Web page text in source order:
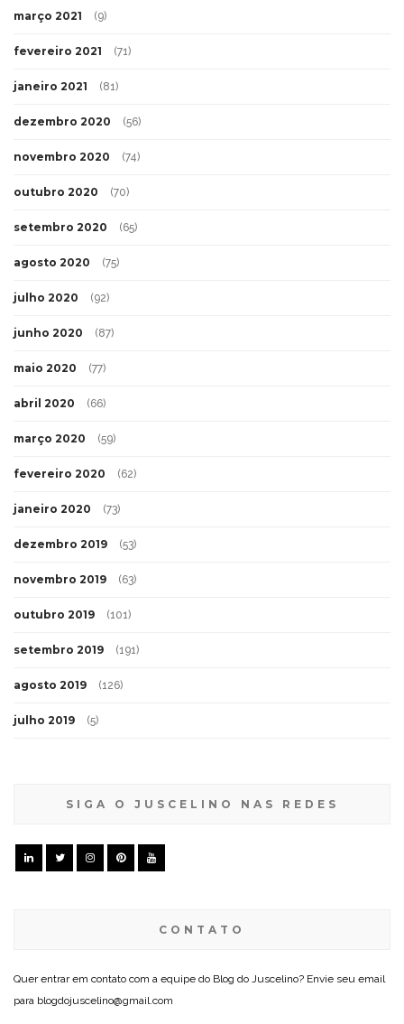
março 2021 (9)
fevereiro 2021 (71)
janeiro 2021 (81)
dezembro 2020 (56)
novembro 2020 (74)
outubro 2020 (70)
setembro 2020 (65)
agosto 2020 (75)
julho 2020 (92)
junho 2020 (87)
maio 2020 (77)
abril 2020 (66)
março 2020 (59)
fevereiro 2020 (62)
janeiro 2020 (73)
dezembro 2019 (53)
novembro 2019 (63)
outubro 2019 (101)
setembro 2019 (191)
agosto 2019 (126)
julho 2019 (5)
SIGA O JUSCELINO NAS REDES
CONTATO
Quer entrar em contato com a equipe do Blog do Juscelino? Envie seu email
para blogdojuscelino@gmail.com